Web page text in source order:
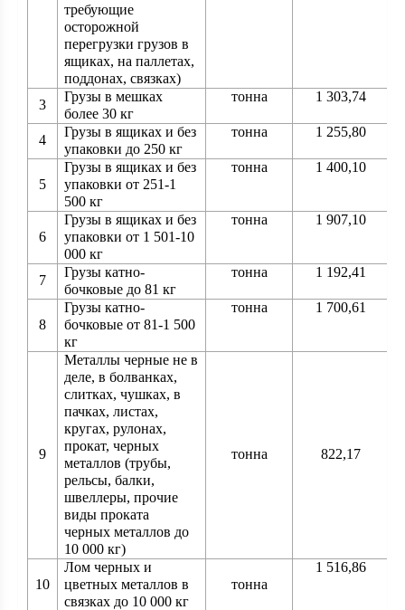
требующие
осторожной
перегрузки грузов в
ящиках, на паллетах,
поддонах, связках)
3
Грузы в мешках
более 30 кг
тонна 1 303,74
4
Грузы в ящиках и без
упаковки до 250 кг
тонна 1 255,80
5
Грузы в ящиках и без
упаковки от 251-1
500 кг
тонна 1 400,10
6
Грузы в ящиках и без
упаковки от 1 501-10
000 кг
тонна 1 907,10
7
Грузы катно-
бочковые до 81 кг
тонна 1 192,41
8
Грузы катно-
бочковые от 81-1 500
кг
тонна 1 700,61
9
Металлы черные не в
деле, в болванках,
слитках, чушках, в
пачках, листах,
кругах, рулонах,
прокат, черных
металлов (трубы,
рельсы, балки,
швеллеры, прочие
виды проката
черных металлов до
10 000 кг)
тонна 822,17
10
Лом черных и
цветных металлов в
связках до 10 000 кг
тонна
1 516,86